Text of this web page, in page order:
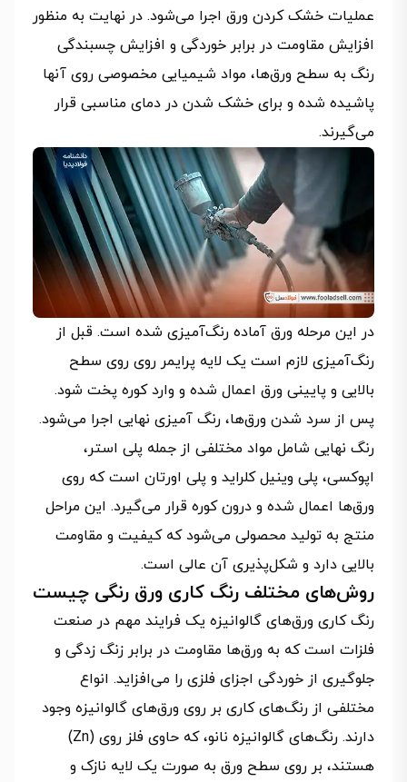
عملیات خشک کردن ورق اجرا می‌شود. در نهایت به منظور
افزایش مقاومت در برابر خوردگی و افزایش چسبندگی
رنگ به سطح ورق‌ها، مواد شیمیایی مخصوصی روی آنها
پاشیده شده و برای خشک شدن در دمای مناسبی قرار
می‌گیرند.
در این مرحله ورق آماده رنگ‌آمیزی شده است. قبل از
رنگ‌آمیزی لازم است یک لایه پرایمر روی روی سطح
بالایی و پایینی ورق اعمال شده و وارد کوره پخت شود.
پس از سرد شدن ورق‌ها، رنگ آمیزی نهایی اجرا می‌شود.
رنگ نهایی شامل مواد مختلفی از جمله پلی استر،
اپوکسی، پلی وینیل کلراید و پلی اورتان است که روی
ورق‌ها اعمال شده و درون کوره قرار می‌گیرد. این مراحل
منتج به تولید محصولی می‌شود که کیفیت و مقاومت
بالایی دارد و شکل‌پذیری آن عالی است.
روش‌های مختلف رنگ کاری ورق رنگی چیست
رنگ کاری ورق‌های گالوانیزه یک فرایند مهم در صنعت
فلزات است که به ورق‌ها مقاومت در برابر زنگ زدگی و
جلوگیری از خوردگی اجزای فلزی را می‌افزاید. انواع
مختلفی از رنگ‌های کاری بر روی ورق‌های گالوانیزه وجود
دارند. رنگ‌های گالوانیزه نانو، که حاوی فلز روی (Zn)
هستند، بر روی سطح ورق به صورت یک لایه نازک و